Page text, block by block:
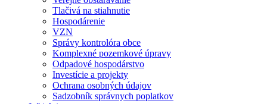
Tlačivá na stiahnutie
Hospodárenie
VZN
Správy kontrolóra obce
Komplexné pozemkové úpravy
Odpadové hospodárstvo
Investície a projekty
Ochrana osobných údajov
Sadzobník správnych poplatkov